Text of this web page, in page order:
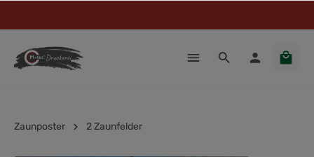
Zaunposter 2 Zaunfelder